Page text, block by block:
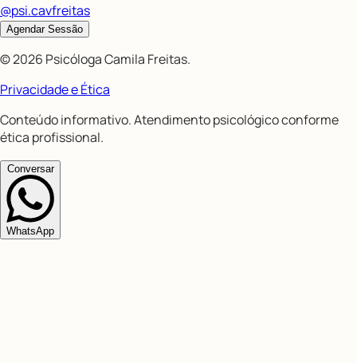
@psi.cavfreitas
Agendar Sessão
©2026 Psicóloga Camila Freitas.
Privacidade e Ética
Conteúdo informativo. Atendimento psicológico conforme
ética profissional.
Conversar
WhatsApp